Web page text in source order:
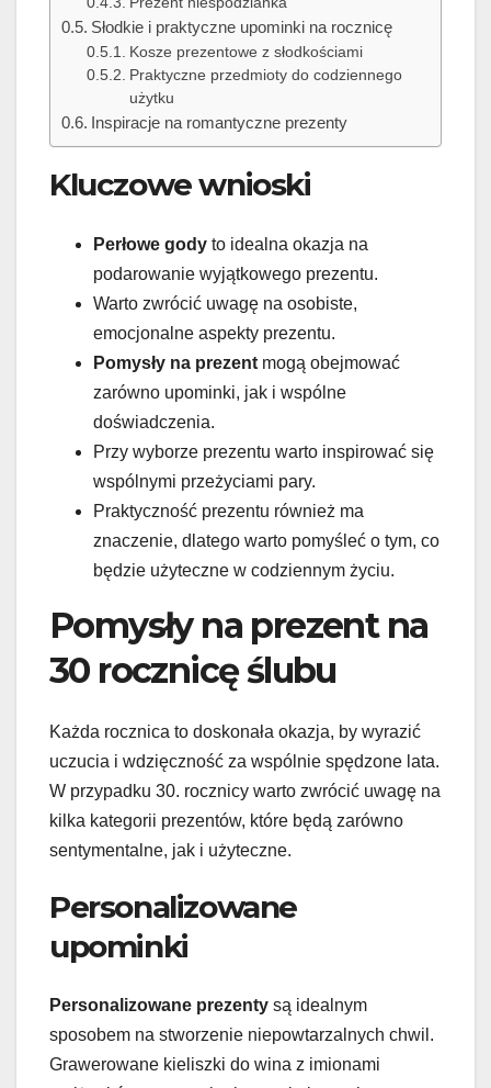
Słodkie i praktyczne upominki na rocznicę
Kosze prezentowe z słodkościami
Praktyczne przedmioty do codziennego
użytku
Inspiracje na romantyczne prezenty
Kluczowe wnioski
Perłowe gody to idealna okazja na
podarowanie wyjątkowego prezentu.
Warto zwrócić uwagę na osobiste,
emocjonalne aspekty prezentu.
Pomysły na prezent mogą obejmować
zarówno upominki, jak i wspólne
doświadczenia.
Przy wyborze prezentu warto inspirować się
wspólnymi przeżyciami pary.
Praktyczność prezentu również ma
znaczenie, dlatego warto pomyśleć o tym, co
będzie użyteczne w codziennym życiu.
Pomysły na prezent na
30 rocznicę ślubu
Każda rocznica to doskonała okazja, by wyrazić
uczucia i wdzięczność za wspólnie spędzone lata.
W przypadku 30. rocznicy warto zwrócić uwagę na
kilka kategorii prezentów, które będą zarówno
sentymentalne, jak i użyteczne.
Personalizowane
upominki
Personalizowane prezenty są idealnym
sposobem na stworzenie niepowtarzalnych chwil.
Grawerowane kieliszki do wina z imionami